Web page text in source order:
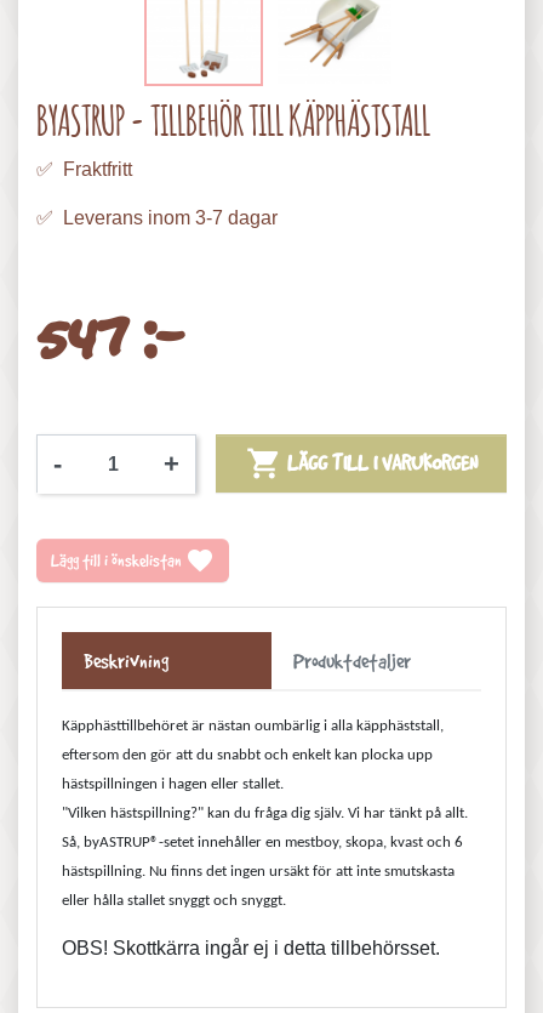
BYASTRUP - TILLBEHÖR TILL KÄPPHÄSTSTALL
✅ Fraktfritt
✅ Leverans inom 3-7 dagar
547 :-
- +  LÄGG TILL I VARUKORGEN
Lägg till i önskelistan favorite
Beskrivning Produktdetaljer
Käpphästtillbehöret är nästan oumbärlig i alla käpphäststall,
eftersom den gör att du snabbt och enkelt kan plocka upp
hästspillningen i hagen eller stallet.
"Vilken hästspillning?" kan du fråga dig själv. Vi har tänkt på allt.
Så, byASTRUP®-setet innehåller en mestboy, skopa, kvast och 6
hästspillning. Nu finns det ingen ursäkt för att inte smutskasta
eller hålla stallet snyggt och snyggt.
OBS! Skottkärra ingår ej i detta tillbehörsset.